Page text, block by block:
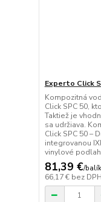
Experto Click
Kompozitná
Click SPC 50,
Taktiež je
sa udržiava.
Click SPC 50 –
integrovanou
vinylové
81,39 €/balík
66,17 € bez DPH